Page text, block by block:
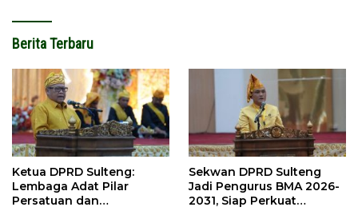
Berita Terbaru
Ketua DPRD Sulteng:
Lembaga Adat Pilar
Persatuan dan
Sekwan DPRD Sulteng
Jadi Pengurus BMA 2026-
2031, Siap Perkuat